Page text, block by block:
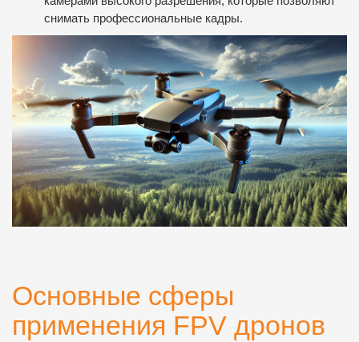
снимать профессиональные кадры.
Основные сферы
применения FPV дронов